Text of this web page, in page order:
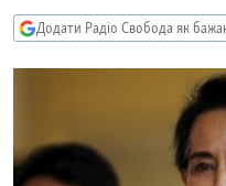
пошуку
ТИ ЯК?
МУЛЬТИМЕДІА
Додати Радіо Свобода як